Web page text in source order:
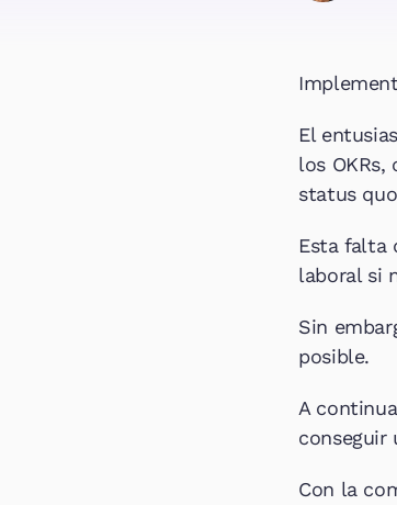
El
los
status
Esta falta
laboral si
Sin
posible.
A
conseguir
Con la